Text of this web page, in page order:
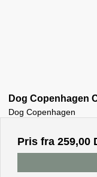
Dog Copenhagen
Dog Copenhagen
Pris fra 259,00